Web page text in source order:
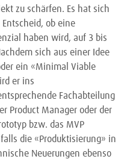
zu schärfen. Es hat sich
ob eine
haben wird, auf 3 bis
sich aus einer Idee
ein «Minimal Viable
er ins
Fachabteilung
Product Manager oder der
bzw. das MVP
die «Produktisierung» in
Neuerungen ebenso